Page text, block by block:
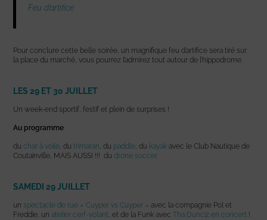
Feu d’artifice
Pour conclure cette belle soirée, un magnifique feu d’artifice sera tiré sur
la place du marché, vous pourrez l’admirez tout autour de l’hippodrome.
LES 29 ET 30 JUILLET
Un week-end sportif, festif et plein de surprises !
Au programme
duchar à voile, dutrimaran, du paddle, du kayak avec le Club Nautique de
Coutainville, MAIS AUSSI !!! dudrone soccer
SAMEDI 29 JUILLET
un spectacle de rue « Cuyper vs Cuyper » avec la compagnie Pol et
Freddie, unatelier cerf-volant, et de la Funk avecTha Dunciz en concert !